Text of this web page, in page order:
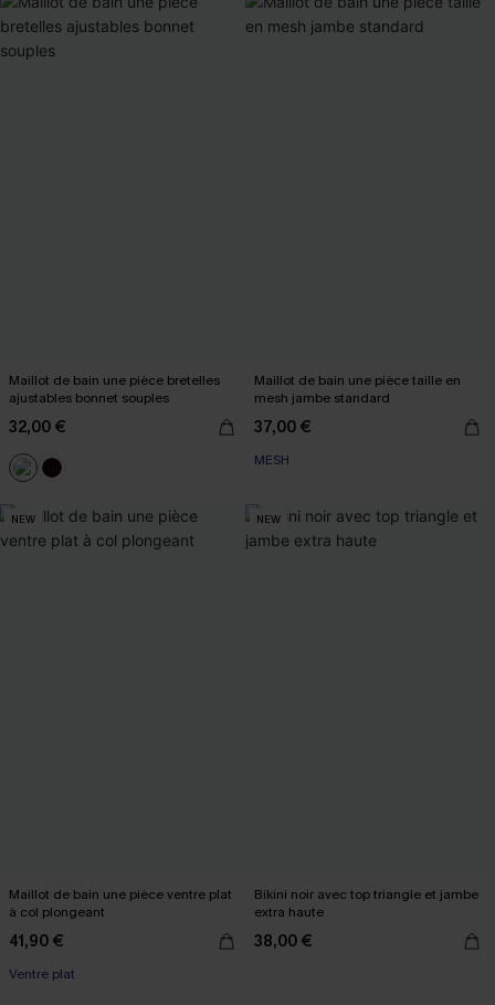
Maillot de bain une pièce bretelles
ajustables bonnet souples
32,00 €
Maillot de bain une pièce taille en
mesh jambe standard
37,00 €
MESH
NEW
Maillot de bain une pièce ventre plat
à col plongeant
41,90 €
Ventre plat
NEW
Bikini noir avec top triangle et jambe
extra haute
38,00 €